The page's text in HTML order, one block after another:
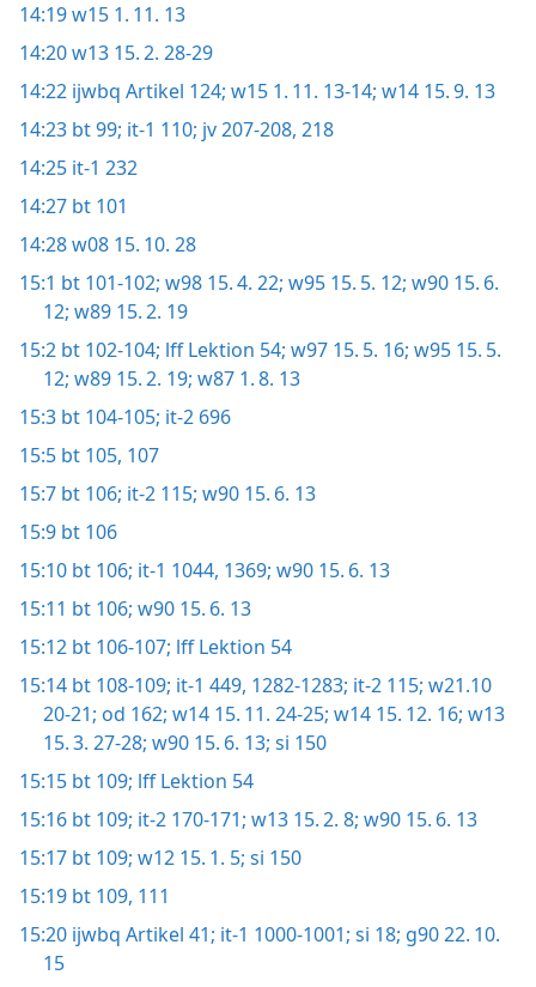
14:19w15 1. 11. 13
14:20w13 15. 2. 28-29
14:22 ijwbq Artikel 124; w15 1. 11. 13-14; w14 15. 9. 13
14:23 bt 99; it-1 110; jv 207-208, 218
14:25 it-1 232
14:27 bt 101
14:28w08 15. 10. 28
15:1 bt 101-102; w98 15. 4. 22; w95 15. 5. 12; w90 15. 6.
12; w89 15. 2. 19
15:2 bt 102-104; lff Lektion 54; w97 15. 5. 16; w95 15. 5.
12; w89 15. 2. 19; w87 1. 8. 13
15:3 bt 104-105; it-2 696
15:5 bt 105, 107
15:7 bt 106; it-2 115; w90 15. 6. 13
15:9 bt 106
15:10 bt 106; it-1 1044, 1369; w90 15. 6. 13
15:11 bt 106; w90 15. 6. 13
15:12 bt 106-107; lff Lektion 54
15:14 bt 108-109; it-1 449, 1282-1283; it-2 115; w21.10
20-21; od 162; w14 15. 11. 24-25; w14 15. 12. 16; w13
15. 3. 27-28; w90 15. 6. 13; si 150
15:15 bt 109; lff Lektion 54
15:16 bt 109; it-2 170-171; w13 15. 2. 8; w90 15. 6. 13
15:17 bt 109; w12 15. 1. 5; si 150
15:19 bt 109, 111
15:20 ijwbq Artikel 41; it-1 1000-1001; si 18; g90 22. 10.
15